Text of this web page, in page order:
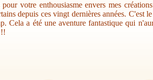
votre enthousiasme envers mes
depuis ces vingt dernières années. C'est
Cela a été une aventure fantastique qui